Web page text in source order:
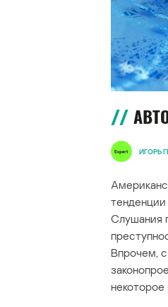
ИГОРЬ
Слушания
Впрочем,